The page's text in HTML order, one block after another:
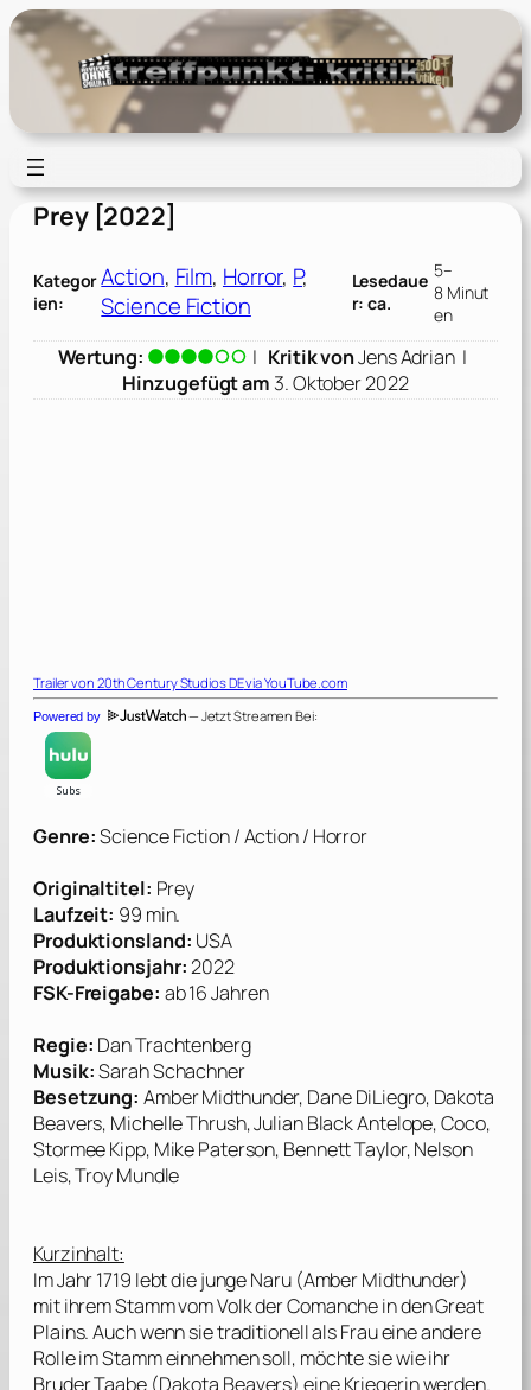
Zum
Inhalt
springen
Prey [2022]
Kategor
ien:
Action, Film, Horror, P
Science Fiction
Lesedaue
r: ca.
5–
8 Minut
en
Wertung: | Kritik vonJens Adrian|
Hinzugefügt am 3. Oktober 2022
Trailer von 20th Century Studios DEvia YouTube.com
Powered by — Jetzt Streamen Bei:
Genre:Science Fiction / Action / Horror
Originaltitel: Prey
Laufzeit: 99 min.
Produktionsland: USA
Produktionsjahr:2022
FSK-Freigabe: ab 16 Jahren
Regie: Dan Trachtenberg
Musik:Sarah Schachner
Besetzung: Amber Midthunder, Dane DiLiegro, Dakota
Beavers, Michelle Thrush, Julian Black Antelope, Coco,
Stormee Kipp, Mike Paterson, Bennett Taylor, Nelson
Leis, Troy Mundle
Kurzinhalt:
Im Jahr 1719 lebt die junge Naru (Amber Midthunder)
mit ihrem Stamm vom Volk der Comanche in den Great
Plains. Auch wenn sie traditionell als Frau eine andere
Rolle im Stamm einnehmen soll, möchte sie wie ihr
Bruder Taabe (Dakota Beavers) eine Kriegerin werden.